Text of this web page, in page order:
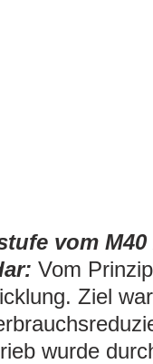
vom
Vom
Ziel
wurde